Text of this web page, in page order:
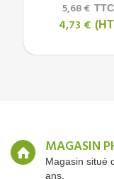
5,68 € TTC
4,73 €
MAGASIN
Magasin situé
ans.